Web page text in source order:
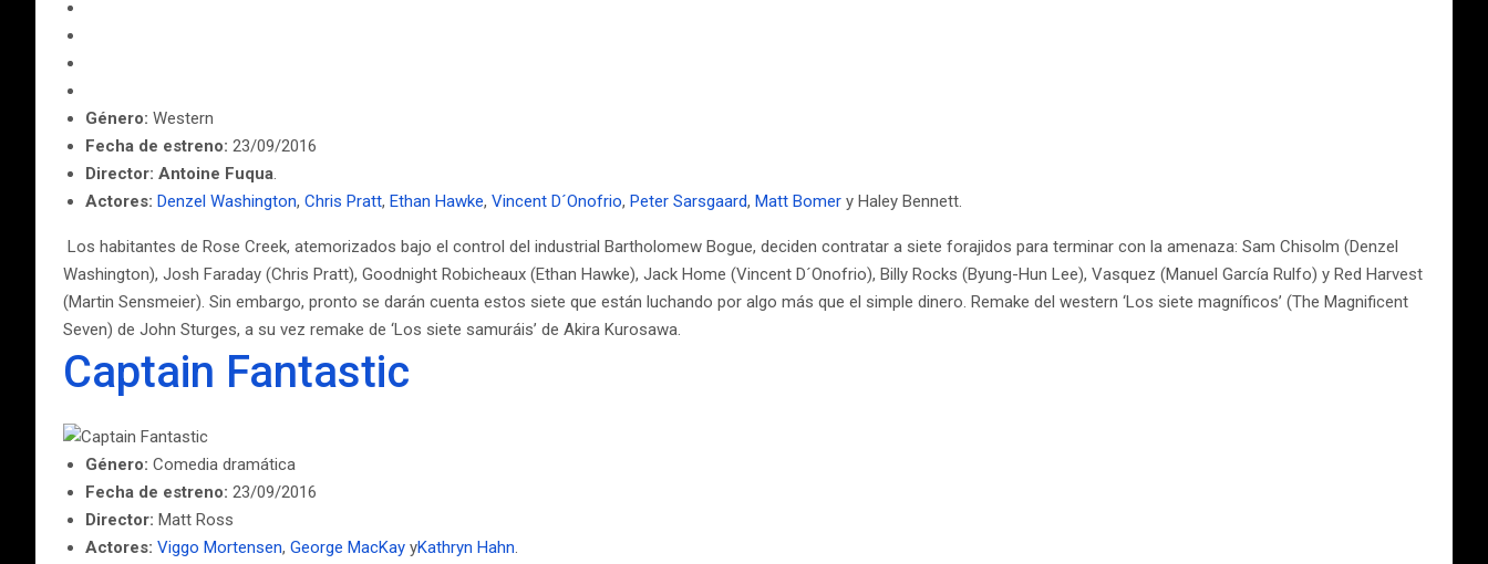
Género: Western
Fecha de estreno: 23/09/2016
Director: Antoine Fuqua.
Actores: Denzel Washington, Chris Pratt, Ethan Hawke, Vincent D´Onofrio, Peter Sarsgaard, Matt Bomer y Haley Bennett.
Los habitantes de Rose Creek, atemorizados bajo el control del industrial Bartholomew Bogue, deciden contratar a siete forajidos para terminar con la amenaza: Sam Chisolm (Denzel
Washington), Josh Faraday (Chris Pratt), Goodnight Robicheaux (Ethan Hawke), Jack Home (Vincent D´Onofrio), Billy Rocks (Byung-Hun Lee), Vasquez (Manuel García Rulfo) y Red Harvest
(Martin Sensmeier). Sin embargo, pronto se darán cuenta estos siete que están luchando por algo más que el simple dinero. Remake del western ‘Los siete magníficos’ (The Magnificent
Seven) de John Sturges, a su vez remake de ‘Los siete samuráis’ de Akira Kurosawa.
Captain Fantastic
Género: Comedia dramática
Fecha de estreno: 23/09/2016
Director: Matt Ross
Actores: Viggo Mortensen, George MacKay yKathryn Hahn.